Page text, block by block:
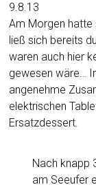
9.8.13
Am Morgen hatte
ließ sich bereits
waren auch hier
gewesen wäre…
angenehme
elektrischen
Ersatzdessert.
Nach knapp
am Seeufer